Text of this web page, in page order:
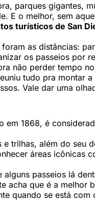
parques gigantes,
E o melhor, sem
turísticos de San
as distâncias:
os passeios por
não perder tempo
tudo pra montar
Vale dar uma
em 1868, é
trilhas, além do seu
áreas icônicas
passeios lá
acha que é a melhor
quando se está com